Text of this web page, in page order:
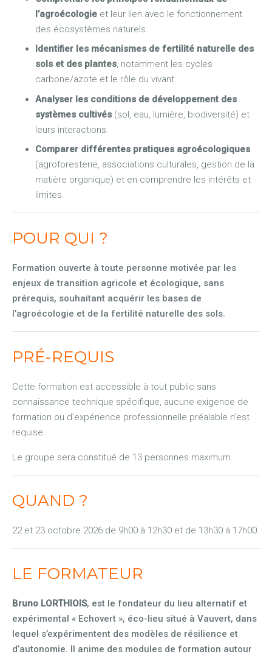
l’agroécologieet leur lien avec le fonctionnement
des écosystèmes naturels.
Identifier les mécanismes de fertilité naturelle des
sols et des plantes, notamment les cycles
carbone/azote et le rôle du vivant.
Analyser les conditions de développement des
systèmes cultivés(sol, eau, lumière, biodiversité) et
leurs interactions.
Comparer différentes pratiques agroécologiques
(agroforesterie, associations culturales, gestion de la
matière organique) et en comprendre les intérêts et
limites.
POUR QUI ?
Formation ouverte à toute personne motivée par les
enjeux de transition agricole et écologique, sans
prérequis, souhaitant acquérir les bases de
l’agroécologie et de la fertilité naturelle des sols.
PRÉ-REQUIS
Cette formation est accessible à tout public sans
connaissance technique spécifique, aucune exigence de
formation ou d’expérience professionnelle préalable n’est
requise.
Le groupe sera constitué de 13 personnes maximum.
QUAND ?
22 et 23 octobre 2026 de 9h00 à 12h30 et de 13h30 à 17h00.
LE FORMATEUR
Bruno LORTHIOIS, est le fondateur du lieu alternatif et
expérimental « Echovert », éco-lieu situé à Vauvert, dans
lequel s’expérimentent des modèles de résilience et
d’autonomie. Il anime des modules de formation autour